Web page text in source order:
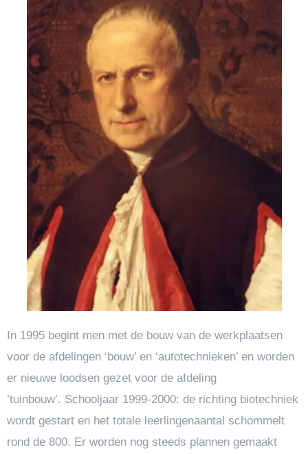
In 1995 begint men met de bouw van de werkplaatsen
voor de afdelingen ‘bouw’ en ‘autotechnieken’ en worden
er nieuwe loodsen gezet voor de afdeling
’tuinbouw’. Schooljaar 1999-2000: de richting biotechniek
wordt gestart en het totale leerlingenaantal schommelt
rond de 800. Er worden nog steeds plannen gemaakt